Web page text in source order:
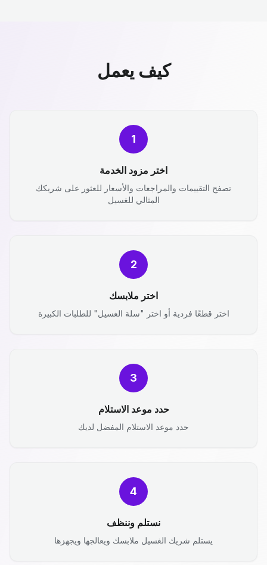
كيف يعمل
1
اختر مزود الخدمة
تصفح التقييمات والمراجعات والأسعار للعثور على شريكك
المثالي للغسيل
2
اختر ملابسك
اختر قطعًا فردية أو اختر "سلة الغسيل" للطلبات الكبيرة
3
حدد موعد الاستلام
حدد موعد الاستلام المفضل لديك
4
نستلم وننظف
يستلم شريك الغسيل ملابسك ويعالجها ويجهزها